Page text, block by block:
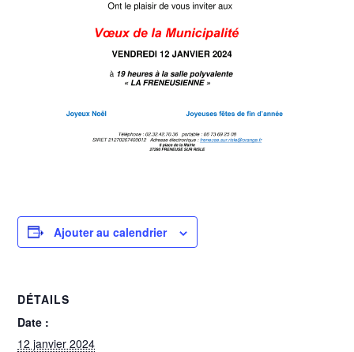
Ajouter au calendrier
DÉTAILS
Date :
12 janvier 2024